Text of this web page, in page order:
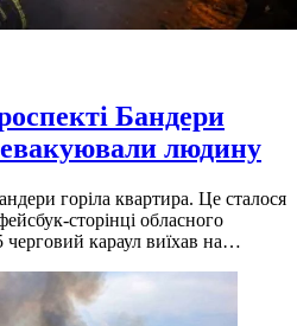
Бандери
людину
горіла квартира. Це сталося
сторінці обласного
караул виїхав на…